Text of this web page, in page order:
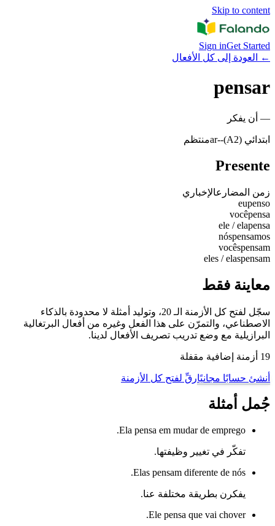
Skip to content
Sign inGet Started
←
العودة إلى كل الأفعال
pensar
— أن يفكر
ابتدائي (A2) -
-ar منتظم
Presente
زمن المضارعالإخباري
eupenso
vocêpensa
ele / elapensa
nóspensamos
vocêspensam
eles / elaspensam
معاينة فقط
سجّل لفتح كل الأزمنة الـ 20، وتوليد أمثلة لا محدودة بالذكاء
الاصطناعي، والتمرّن على هذا الفعل وغيره من أفعال البرتغالية
البرازيلية مع وضع تدريب تصريف الأفعال لدينا.
19 أزمنة إضافية مقفلة
أنشئ حسابًا مجانيًارقِّ لفتح كل الأزمنة
جُمل أمثلة
Ela pensa em mudar de emprego.
تفكّر في تغيير وظيفتها.
Elas pensam diferente de nós.
يفكرن بطريقة مختلفة عنا.
Ele pensa que vai chover.